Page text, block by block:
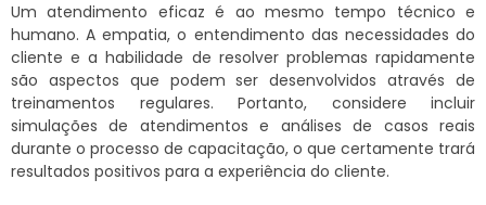
Um atendimento eficaz é ao mesmo tempo técnico e
humano. A empatia, o entendimento das necessidades do
cliente e a habilidade de resolver problemas rapidamente
são aspectos que podem ser desenvolvidos através de
treinamentos regulares. Portanto, considere incluir
simulações de atendimentos e análises de casos reais
durante o processo de capacitação, o que certamente trará
resultados positivos para a experiência do cliente.